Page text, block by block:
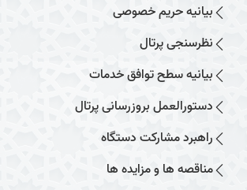
بیانیه حریم خصوصی
نظرسنجی پرتال
بیانیه سطح توافق خدمات
دستورالعمل بروزرسانی پرتال
راهبرد مشارکت دستگاه
مناقصه ها و مزایده ها